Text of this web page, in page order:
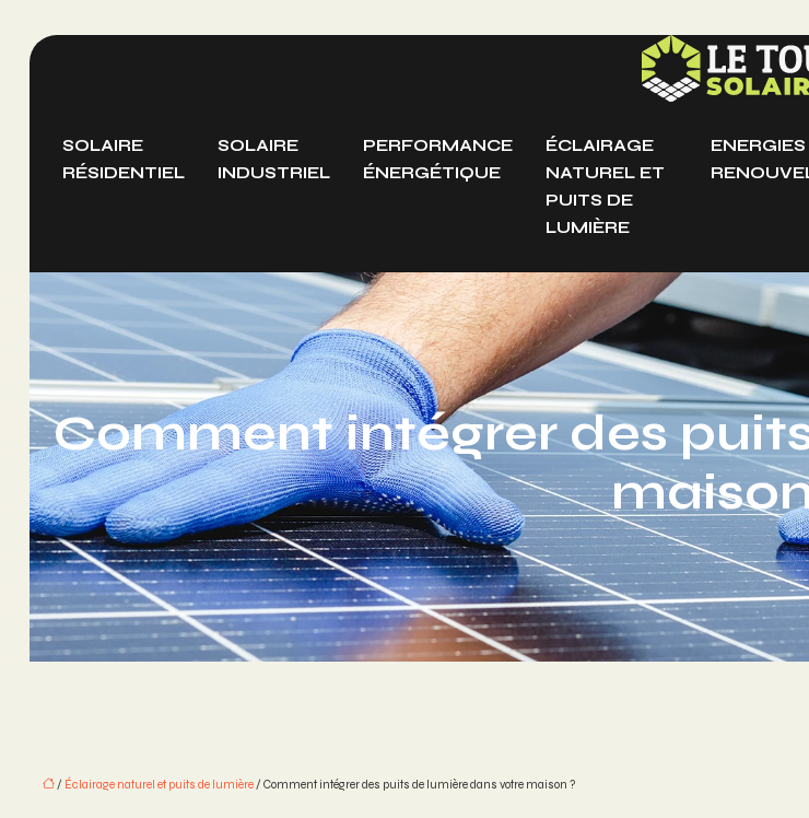
SOLAIRE
RÉSIDENTIEL
SOLAIRE
INDUSTRIEL
PERFORMANCE
ÉNERGÉTIQUE
ÉCLAIRAGE
NATUREL ET
PUITS DE
LUMIÈRE
ENERGIES
Comment intégrer des
/ Éclairage naturel et puits de lumière/ Comment intégrer des puits de lumière dans votre maison ?